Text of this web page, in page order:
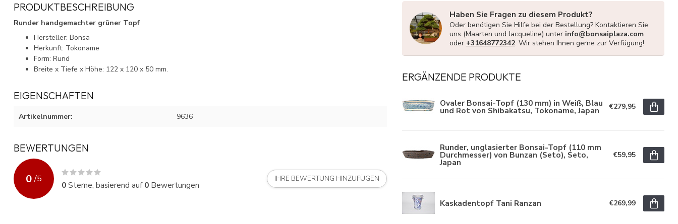
PRODUKTBESCHREIBUNG
Runder handgemachter grüner Topf
Hersteller: Bonsa
Herkunft: Tokoname
Form: Rund
Breite x Tiefe x Höhe: 122 x 120 x 50 mm.
EIGENSCHAFTEN
Artikelnummer: 9636
BEWERTUNGEN
0 /5
0Sterne, basierend auf0 Bewertungen
IHRE BEWERTUNG HINZUFÜGEN
Haben Sie Fragen zu diesem Produkt?
Oder benötigen Sie Hilfe bei der Bestellung? Kontaktieren Sie
uns (Maarten und Jacqueline) unter info@bonsaiplaza.com
oder +31648772342. Wir stehen Ihnen gerne zur Verfügung!
ERGÄNZENDE PRODUKTE
Ovaler Bonsai-Topf (130 mm) in Weiß, Blau
und Rot von Shibakatsu, Tokoname, Japan €279,95
Runder, unglasierter Bonsai-Topf (110 mm
Durchmesser) von Bunzan (Seto), Seto,
Japan
€59,95
Kaskadentopf Tani Ranzan €269,99